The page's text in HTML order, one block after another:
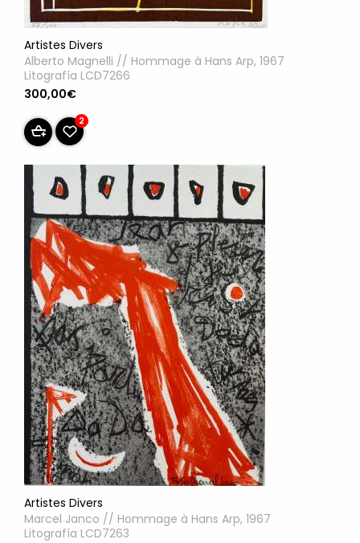
Artistes Divers
Alberto Magnelli // Hommage à Hans Arp, 1967
Litografía LCD7266
300,00€
2
Artistes Divers
Marcel Janco // Hommage à Hans Arp, 1967
Litografía LCD7263